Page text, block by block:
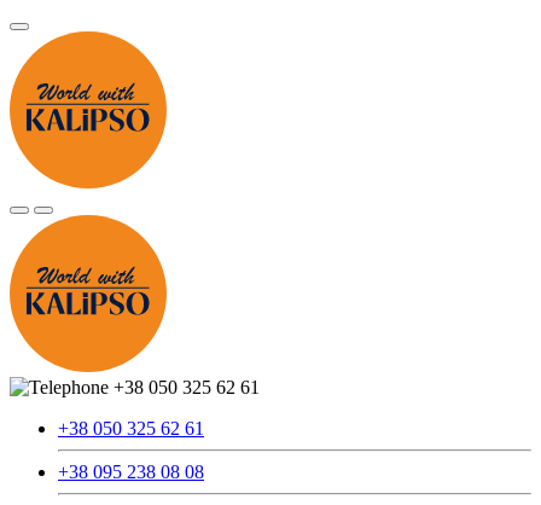
+38 050 325 62 61
+38 050 325 62 61
+38 095 238 08 08